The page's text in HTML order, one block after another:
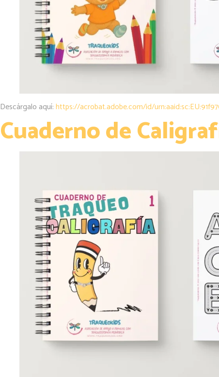
Descárgalo aquí:https://acrobat.adobe.com/id/
Cuaderno de